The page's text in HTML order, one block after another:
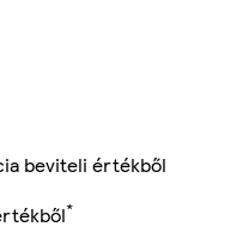
beviteli értékből
*